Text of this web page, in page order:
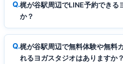
梶が谷駅周辺でLINE予約できる
か？
梶が谷駅周辺で無料体験や無料
れるヨガスタジオはありますか？